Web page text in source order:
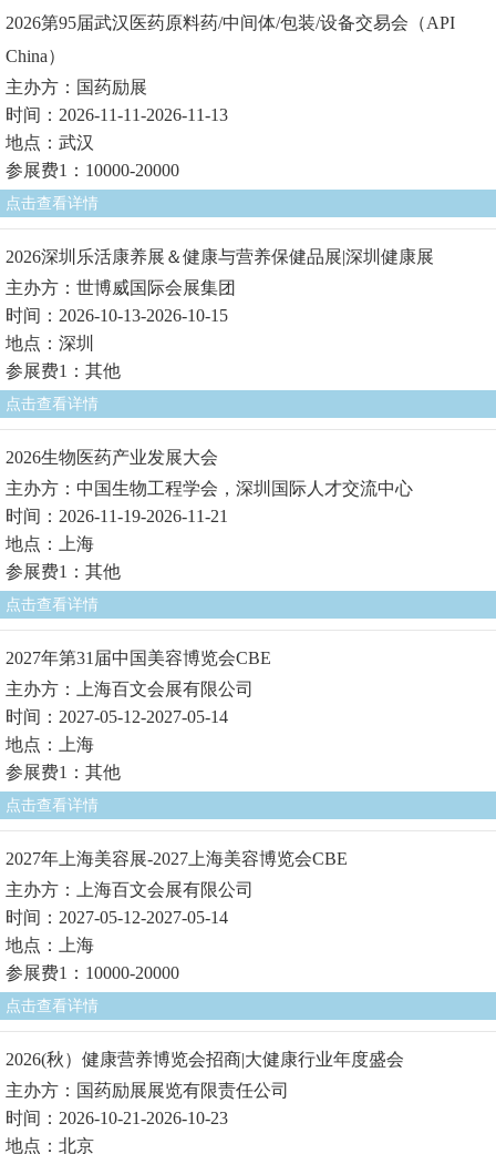
2026第95届武汉医药原料药/中间体/包装/设备交易会（API
China）
主办方：国药励展
时间：2026-11-11-2026-11-13
地点：武汉
参展费1：10000-20000
点击查看详情
2026深圳乐活康养展＆健康与营养保健品展|深圳健康展
主办方：世博威国际会展集团
时间：2026-10-13-2026-10-15
地点：深圳
参展费1：其他
点击查看详情
2026生物医药产业发展大会
主办方：中国生物工程学会，深圳国际人才交流中心
时间：2026-11-19-2026-11-21
地点：上海
参展费1：其他
点击查看详情
2027年第31届中国美容博览会CBE
主办方：上海百文会展有限公司
时间：2027-05-12-2027-05-14
地点：上海
参展费1：其他
点击查看详情
2027年上海美容展-2027上海美容博览会CBE
主办方：上海百文会展有限公司
时间：2027-05-12-2027-05-14
地点：上海
参展费1：10000-20000
点击查看详情
2026(秋）健康营养博览会招商|大健康行业年度盛会
主办方：国药励展展览有限责任公司
时间：2026-10-21-2026-10-23
地点：北京